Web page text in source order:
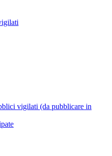
vigilati (da pubblicare in